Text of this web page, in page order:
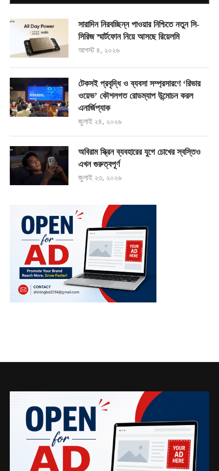
সারাদিন নিরবচ্ছিন্ন পাওয়ার নিশ্চিতে নতুন সি-
সিরিজ স্মার্টফোন নিয়ে আসছে রিয়েলমি
আগস্ট ৪, ২০২৬
টেকসই প্রবৃদ্ধি ও ব্যবসা সম্প্রসারণে ‘রিভার
ওয়েভ’ কৌশলগত রোডম্যাপ উন্মোচন করল
এনার্জিপ্যাক
জুলাই ২৪, ২০২৬
অবিরাম স্ক্রিন ব্যবহারের যুগে চোখের স্বস্তিও
এখন গুরুত্বপূর্ণ
জুলাই ২৩, ২০২৬